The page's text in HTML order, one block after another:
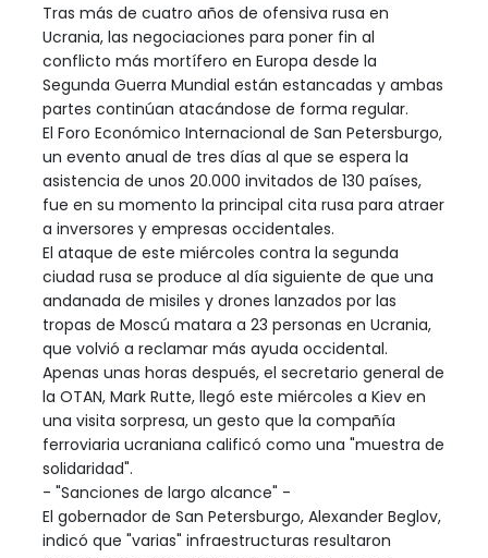
Tras más de cuatro años de ofensiva rusa en
Ucrania, las negociaciones para poner fin al
conflicto más mortífero en Europa desde la
Segunda Guerra Mundial están estancadas y ambas
partes continúan atacándose de forma regular.
El Foro Económico Internacional de San Petersburgo,
un evento anual de tres días al que se espera la
asistencia de unos 20.000 invitados de 130 países,
fue en su momento la principal cita rusa para atraer
a inversores y empresas occidentales.
El ataque de este miércoles contra la segunda
ciudad rusa se produce al día siguiente de que una
andanada de misiles y drones lanzados por las
tropas de Moscú matara a 23 personas en Ucrania,
que volvió a reclamar más ayuda occidental.
Apenas unas horas después, el secretario general de
la OTAN, Mark Rutte, llegó este miércoles a Kiev en
una visita sorpresa, un gesto que la compañía
ferroviaria ucraniana calificó como una "muestra de
solidaridad".
- "Sanciones de largo alcance" -
El gobernador de San Petersburgo, Alexander Beglov,
indicó que "varias" infraestructuras resultaron